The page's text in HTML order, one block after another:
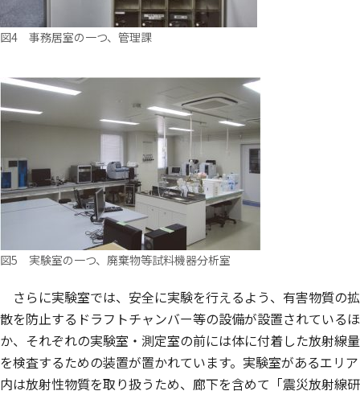
図4 事務居室の一つ、管理課
図5 実験室の一つ、廃棄物等試料機器分析室
さらに実験室では、安全に実験を行えるよう、有害物質の拡
散を防止するドラフトチャンバー等の設備が設置されているほ
か、それぞれの実験室・測定室の前には体に付着した放射線量
を検査するための装置が置かれています。実験室があるエリア
内は放射性物質を取り扱うため、廊下を含めて「震災放射線研